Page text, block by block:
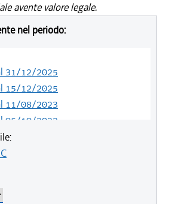
avente valore legale.
nel periodo:
31/12/2025
15/12/2025
11/08/2023
05/10/2022
07/2019
04/2019
28/03/2018
31/12/2017